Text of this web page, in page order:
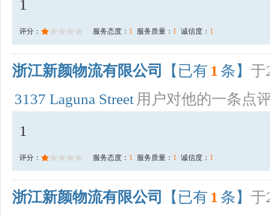
1
评分： 服务态度： 1 服务质量： 1 诚信度： 1
浙江新颜物流有限公司 【已有 1 条】 于
3137 Laguna Street 用户对他的一条点
1
评分： 服务态度： 1 服务质量： 1 诚信度： 1
浙江新颜物流有限公司 【已有 1 条】 于